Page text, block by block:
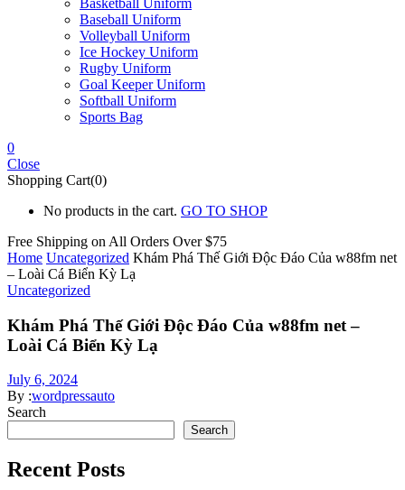
Baseball Uniform
Volleyball Uniform
Ice Hockey Uniform
Rugby Uniform
Goal Keeper Uniform
Softball Uniform
Sports Bag
0
Close
Shopping Cart(0)
No products in the cart. GO TO SHOP
Free Shipping on All Orders Over $75
Home Uncategorized Khám Phá Thế Giới Độc Đáo Của w88fm net
– Loài Cá Biển Kỳ Lạ
Uncategorized
Khám Phá Thế Giới Độc Đáo Của w88fm net –
Loài Cá Biển Kỳ Lạ
July 6, 2024
By :wordpressauto
Search
Search
Recent Posts